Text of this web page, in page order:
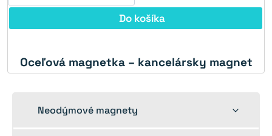
Do košíka
Oceľová magnetka – kancelársky magnet
Neodýmové magnety
Toggle